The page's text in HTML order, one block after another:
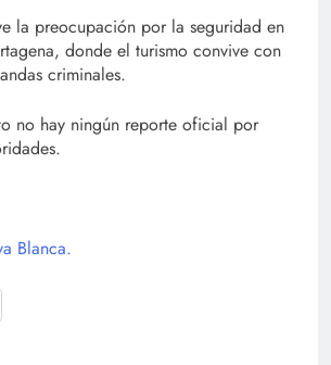
la preocupación por la seguridad en
donde el turismo convive con
criminales.
no hay ningún reporte oficial por
Blanca.